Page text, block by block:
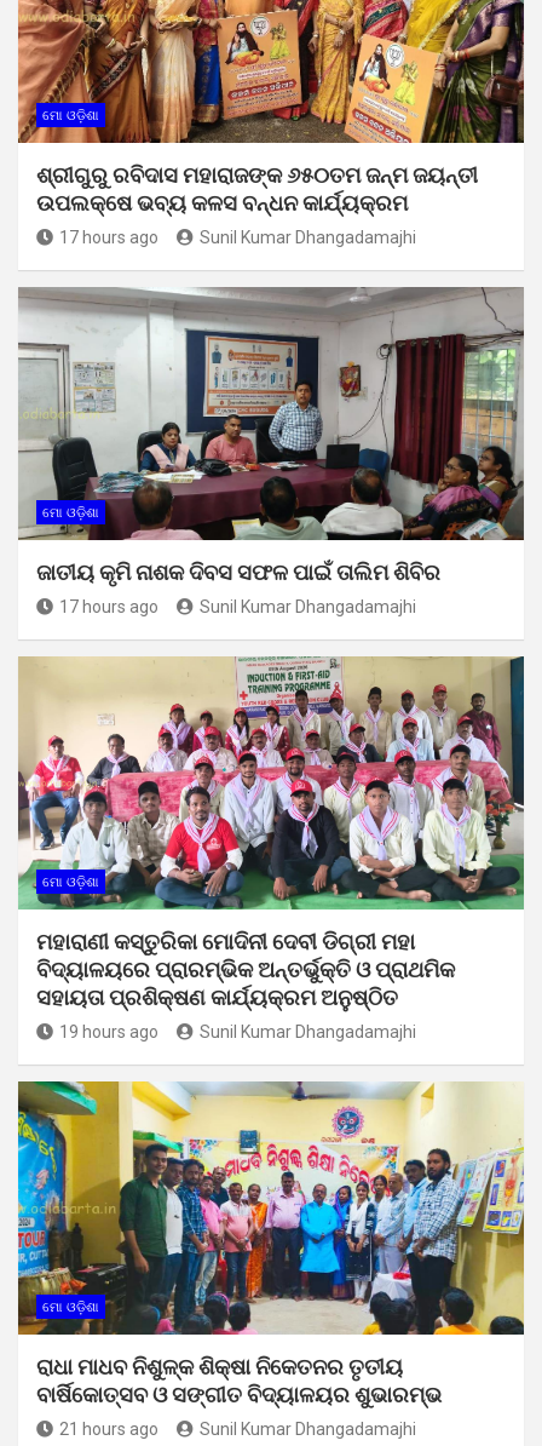
ମୋ ଓଡ଼ିଶା
ଶ୍ରୀଗୁରୁ ରବିଦାସ ମହାରାଜଙ୍କ ୬୫୦ତମ ଜନ୍ମ ଜୟନ୍ତୀ
ଉପଲକ୍ଷେ ଭବ୍ୟ କଳସ ବନ୍ଧନ କାର୍ଯ୍ୟକ୍ରମ
17 hours ago Sunil Kumar Dhangadamajhi
ମୋ ଓଡ଼ିଶା
ଜାତୀୟ କୃମି ନାଶକ ଦିବସ ସଫଳ ପାଇଁ ତାଲିମ ଶିବିର
17 hours ago Sunil Kumar Dhangadamajhi
ମୋ ଓଡ଼ିଶା
ମହାରାଣୀ କସ୍ତୁରିକା ମୋଦିନୀ ଦେବୀ ଡିଗ୍ରୀ ମହା
ବିଦ୍ୟାଳୟରେ ପ୍ରାରମ୍ଭିକ ଅନ୍ତର୍ଭୁକ୍ତି ଓ ପ୍ରାଥମିକ
ସହାୟତା ପ୍ରଶିକ୍ଷଣ କାର୍ଯ୍ୟକ୍ରମ ଅନୁଷ୍ଠିତ
19 hours ago Sunil Kumar Dhangadamajhi
ମୋ ଓଡ଼ିଶା
ରାଧା ମାଧବ ନିଶୁଳ୍କ ଶିକ୍ଷା ନିକେତନର ତୃତୀୟ
ବାର୍ଷିକୋତ୍ସବ ଓ ସଙ୍ଗୀତ ବିଦ୍ୟାଳୟର ଶୁଭାରମ୍ଭ
21 hours ago Sunil Kumar Dhangadamajhi